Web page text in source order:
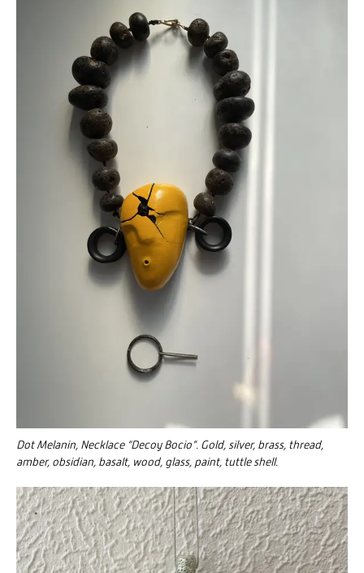
Dot Melanin, Necklace “Decoy Bocio”. Gold, silver, brass, thread,
amber, obsidian, basalt, wood, glass, paint, tuttle shell.